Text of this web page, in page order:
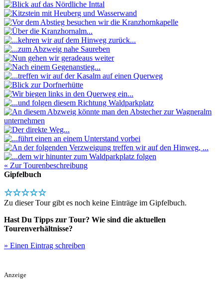
« Zur Tourenbeschreibung
Gipfelbuch
☆☆☆☆☆
Zu dieser Tour gibt es noch keine Einträge im Gipfelbuch.
Hast Du Tipps zur Tour? Wie sind die aktuellen
Tourenverhältnisse?
» Einen Eintrag schreiben
Anzeige